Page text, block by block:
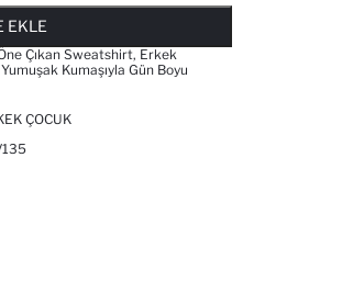
EKLE
Çıkan Sweatshirt, Erkek
Kumaşıyla Gün Boyu
ÇOCUK